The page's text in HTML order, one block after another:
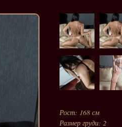
Рост: 168 см
Размер груди: 2